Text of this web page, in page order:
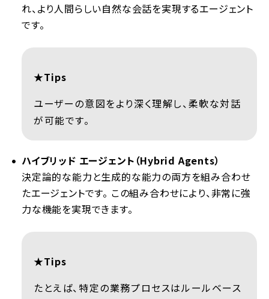
れ、より人間らしい自然な会話を実現するエージェント
です。
★Tips
ユーザーの意図をより深く理解し、柔軟な対話
が可能です。
ハイブリッド エージェント（Hybrid Agents）
決定論的な能力と生成的な能力の両方を組み合わせ
たエージェントです。 この組み合わせにより、非常に強
力な機能を実現できます。
★Tips
たとえば、特定の業務プロセスはルールベース